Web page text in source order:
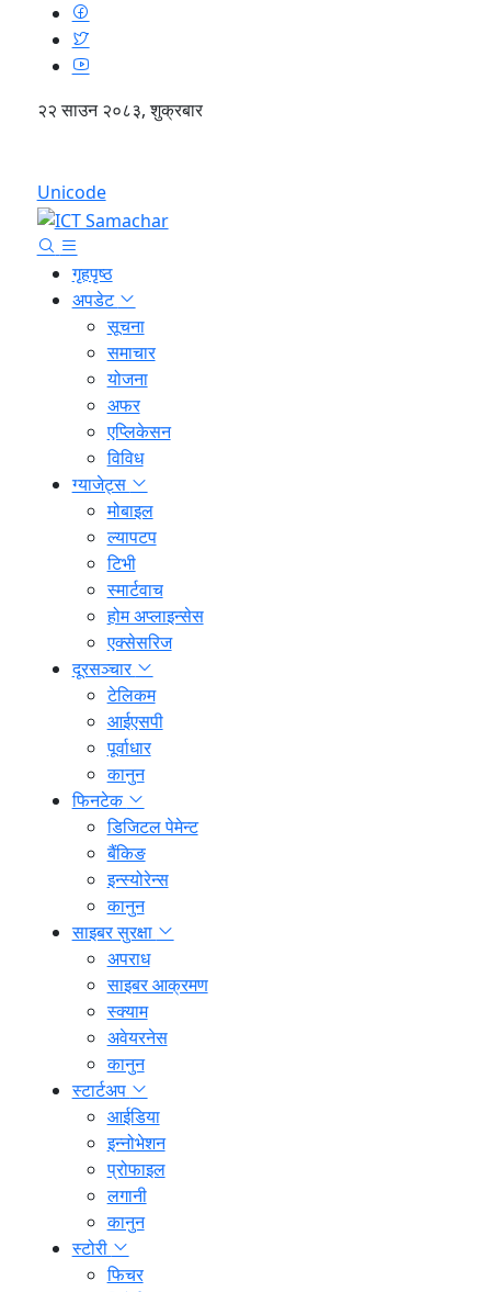
२२ साउन २०८३, शुक्रबार
Unicode
गृहपृष्ठ
अपडेट
सूचना
समाचार
योजना
अफर
एप्लिकेसन
विविध
ग्याजेट्स
मोबाइल
ल्यापटप
टिभी
स्मार्टवाच
होम अप्लाइन्सेस
एक्सेसरिज
दूरसञ्चार
टेलिकम
आईएसपी
पूर्वाधार
कानुन
फिनटेक
डिजिटल पेमेन्ट
बैंकिङ
इन्स्योरेन्स
कानुन
साइबर सुरक्षा
अपराध
साइबर आक्रमण
स्क्याम
अवेयरनेस
कानुन
स्टार्टअप
आईडिया
इन्नोभेशन
प्रोफाइल
लगानी
कानुन
स्टोरी
फिचर